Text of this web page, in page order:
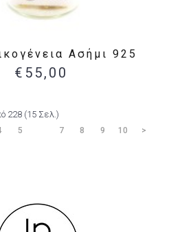
Ασήμι 925
€55,00
228 (15 Σελ.)
5 7 8 9 10
>